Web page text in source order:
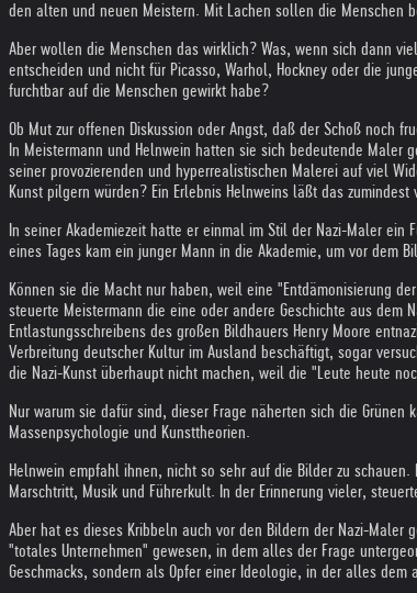
den alten und neuen Meistern. Mit Lachen sollen die Menschen
Aber wollen die Menschen das wirklich? Was, wenn sich dann
entscheiden und nicht für Picasso, Warhol, Hockney oder die
furchtbar auf die Menschen gewirkt habe?
Ob Mut zur offenen Diskussion oder Angst, daß der Schoß noch
In Meistermann und Helnwein hatten sie sich bedeutende Maler
seiner provozierenden und hyperrealistischen Malerei auf viel
Kunst pilgern würden? Ein Erlebnis Helnweins läßt das zumindest
In seiner Akademiezeit hatte er einmal im Stil der Nazi-Maler
eines Tages kam ein junger Mann in die Akademie, um vor dem
Können sie die Macht nur haben, weil eine "Entdämonisierung
steuerte Meistermann die eine oder andere Geschichte aus dem
Entlastungsschreibens des großen Bildhauers Henry Moore
Verbreitung deutscher Kultur im Ausland beschäftigt, sogar
die Nazi-Kunst überhaupt nicht machen, weil die "Leute heute
Nur warum sie dafür sind, dieser Frage näherten sich die
Massenpsychologie und Kunsttheorien.
Helnwein empfahl ihnen, nicht so sehr auf die Bilder zu
Marschtritt, Musik und Führerkult. In der Erinnerung vieler,
Aber hat es dieses Kribbeln auch vor den Bildern der Nazi-Maler
"totales Unternehmen" gewesen, in dem alles der Frage
Geschmacks, sondern als Opfer einer Ideologie, in der alles